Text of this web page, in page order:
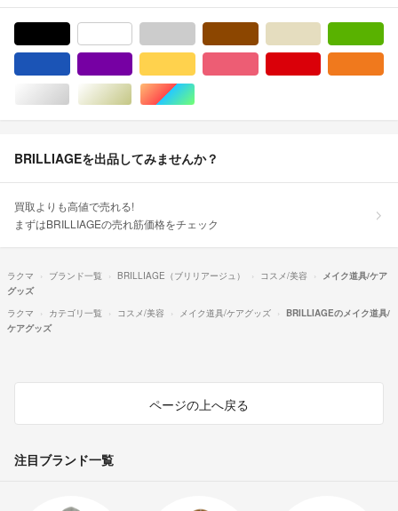
シルバー/銀色系ゴールド/金色系マルチカラー
BRILLIAGEを出品してみませんか？
買取よりも高値で売れる!
まずはBRILLIAGEの売れ筋価格をチェック
ラクマ ブランド一覧 BRILLIAGE（ブリリアージュ） コスメ/美容
メイク道具/ケア
グッズ
ラクマ
カテゴリ一覧 コスメ/美容 メイク道具/ケアグッズ
BRILLIAGEのメイク道具/
ケアグッズ
ページの上へ戻る
注目ブランド一覧